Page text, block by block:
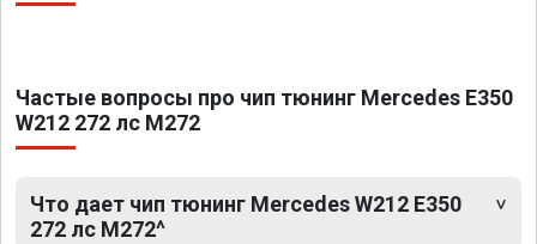
Частые вопросы про чип тюнинг Mercedes E350
W212 272 лс M272
Что дает чип тюнинг Mercedes W212 E350
272 лс M272^